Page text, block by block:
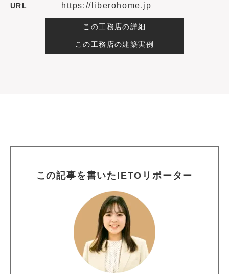
URL https://liberohome.jp
この工務店の詳細
この工務店の建築実例
この記事を書いたIETOリポーター